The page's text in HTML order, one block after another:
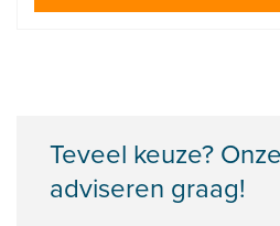
Teveel keuze?
adviseren graag!